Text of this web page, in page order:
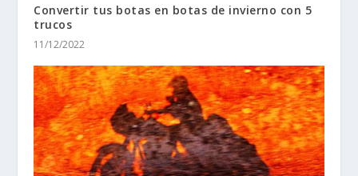
Convertir tus botas en botas de invierno con 5
trucos
11/12/2022